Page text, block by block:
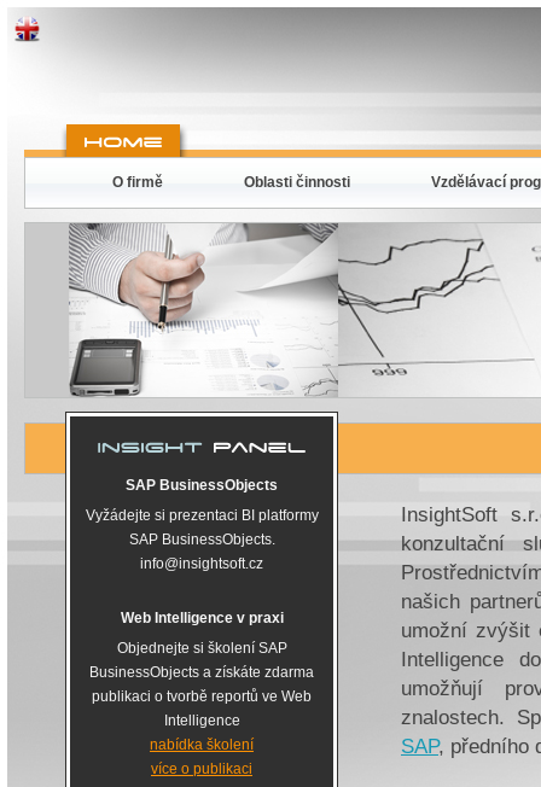
O firmě Oblasti činnosti Vzdělávací
SAP BusinessObjects
Vyžádejte si prezentaci BI platformy
SAP BusinessObjects.
info@insightsoft.cz
Web Intelligence v praxi
Objednejte si školení SAP
BusinessObjects a získáte zdarma
publikaci o tvorbě reportů ve Web
Intelligence
nabídka školení
více o publikaci
InsightSoft
konzultační
našich
umožní zvýšit
Intelligence
umožňují
znalostech.
SAP, předního